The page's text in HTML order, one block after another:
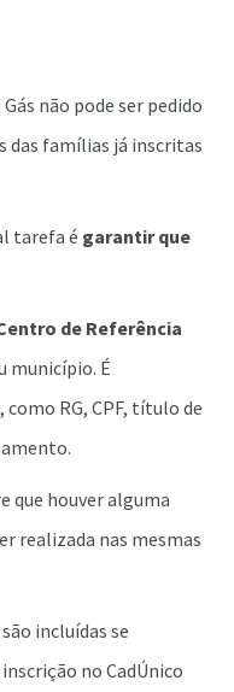
não pode ser pedido
das famílias já inscritas
tarefa é garantir que
de Referência
município. É
RG, CPF, título de
que houver alguma
realizada nas mesmas
incluídas se
no CadÚnico